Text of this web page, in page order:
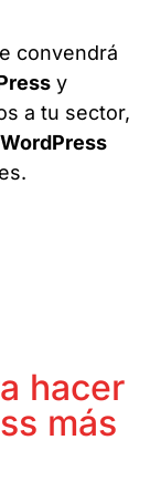
convendrá
y
a tu sector,
hacer
más